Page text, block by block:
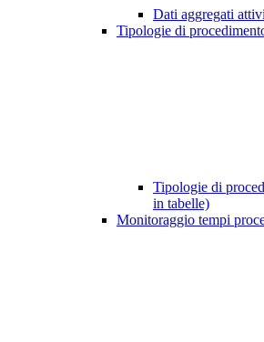
Dati aggregati
Tipologie di
Tipologie di
in tabelle)
Monitoraggio tempi